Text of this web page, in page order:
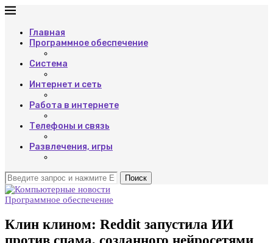
Главная
Программное обеспечение
Система
Интернет и сеть
Работа в интернете
Телефоны и связь
Развлечения, игры
Поиск
Программное обеспечение
Клин клином: Reddit запустила ИИ